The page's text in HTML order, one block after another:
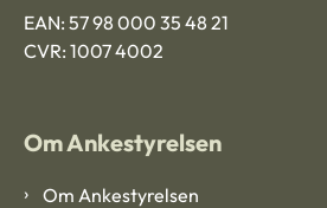
EAN: 57 98 000 35 48 21
CVR: 1007 4002
Om Ankestyrelsen
Om Ankestyrelsen